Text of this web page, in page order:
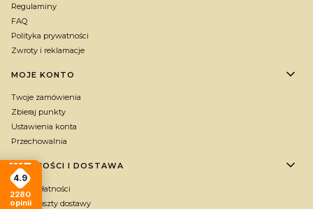
Regulaminy
FAQ
Polityka prywatności
Zwroty i reklamacje
MOJE KONTO
Twoje zamówienia
Zbieraj punkty
Ustawienia konta
Przechowalnia
PŁATNOŚCI I DOSTAWA
Formy płatności
Czas i koszty dostawy
4.9
2280
opinii